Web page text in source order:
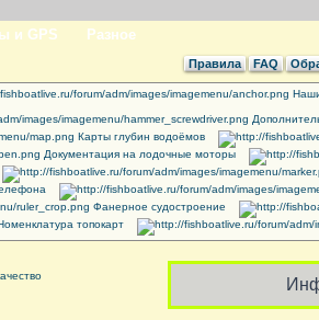
и GPS Разное
Правила FAQ
Карты глубин водоёмов
Документация на лодочные моторы
Фанерное судостроение
топокарт